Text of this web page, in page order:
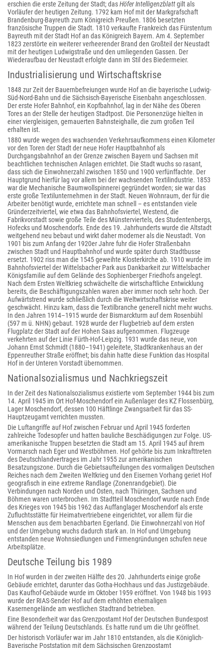
erschien die erste Zeitung der Stadt; dasHöfer Intelligenzblattgilt als
Vorläufer der heutigen Zeitung. 1792 kam Hof mit der Markgrafschaft
Brandenburg-Bayreuth zum Königreich Preußen. 1806 besetzten
französische Truppen die Stadt. 1810 verkaufte Frankreich das Fürstentum
Bayreuth mit der Stadt Hof an das Königreich Bayern. Am 4. September
1823 zerstörte ein weiterer verheerender Brand den Großteil der Neustadt
mit der heutigen Ludwigstraße und den umliegenden Gassen. Der
Wiederaufbau der Neustadt erfolgte dann im Stil des Biedermeier.
Industrialisierung und Wirtschaftskrise
1848 zur Zeit der Bauernbefreiungen wurde Hof an die bayerische Ludwig-
Süd-Nord-Bahn und die Sächsisch-Bayerische Eisenbahn angeschlossen.
Der erste Hofer Bahnhof, ein Kopfbahnhof, lag in der Nähe des Oberen
Tores an der Stelle der heutigen Stadtpost. Die Personenzüge hielten in
einer viergleisigen, gemauerten Bahnsteighalle, die zum großen Teil
erhalten ist.
1880 wurde wegen des wachsenden Verkehrsaufkommens einen Kilometer
vor den Toren der Stadt der neue Hofer Hauptbahnhof als
Durchgangsbahnhof an der Grenze zwischen Bayern und Sachsen mit
beachtlichen technischen Anlagen errichtet. Die Stadt wuchs so rasant,
dass sich die Einwohnerzahl zwischen 1850 und 1900 verfünffachte. Der
Hauptgrund hierfür lag vor allem bei der wachsenden Textilindustrie. 1853
war die Mechanische Baumwollspinnerei gegründet worden; sie war das
erste große Textilunternehmen in der Stadt. Neuen Wohnraum, der für die
Arbeiter benötigt wurde, errichtete man schnell – es entstanden viele
Gründerzeitviertel, wie etwa das Bahnhofsviertel, Westend, die
Fabrikvorstadt sowie große Teile des Münsterviertels, des Studentenbergs,
Hofecks und Moschendorfs. Ende des 19. Jahrhunderts wurde die Altstadt
weitgehend neu bebaut und wirkt daher moderner als die Neustadt. Von
1901 bis zum Anfang der 1920er Jahre fuhr die Hofer Straßenbahn
zwischen Stadt und Hauptbahnhof und wurde später durch Stadtbusse
ersetzt. 1902 riss man die 1545 geweihte Klosterkirche ab. 1910 wurde im
Bahnhofsviertel der Wittelsbacher Park aus Dankbarkeit zur Wittelsbacher
Königsfamilie auf dem Gelände des Sophienberger Friedhofs angelegt.
Nach dem Ersten Weltkrieg schwächelte die wirtschaftliche Entwicklung
bereits, die Beschäftigungszahlen waren aber immer noch sehr hoch. Der
Aufwärtstrend wurde schließlich durch die Weltwirtschaftskrise weiter
geschwächt. Hinzu kam, dass die Textilbranche generell nicht mehr wuchs.
In den Jahren 1914–1915 wurde der Bismarckturm auf dem Rosenbühl
(597 m ü. NHN) gebaut. 1928 wurde der Flugbetrieb auf dem ersten
Flugplatz der Stadt auf der Hohen Saas aufgenommen. Flugzeuge
verkehrten auf der Linie Fürth-Hof-Leipzig. 1931 wurde das neue, von
Johann Ernst Schmidt (1880–1941) geleitete, Stadtkrankenhaus an der
Eppenreuther Straße eröffnet; bis dahin hatte diese Funktion das Hospital
Hof in der Unteren Vorstadt übernommen.
Nationalsozialismus und Nachkriegszeit
In der Zeit des Nationalsozialismus existierte vom September 1944 bis zum
14. April 1945 im Ort Hof-Moschendorf ein Außenlager des KZ Flossenbürg,
Lager Moschendorf, dessen 100 Häftlinge Zwangsarbeit für das SS-
Hauptzeugamt verrichten mussten.
Die Luftangriffe auf Hof zwischen Februar und April 1945 forderten
zahlreiche Todesopfer und hatten bauliche Beschädigungen zur Folge. US-
amerikanische Truppen besetzten die Stadt am 15. April 1945 auf ihrem
Vormarsch nach Eger und Westböhmen. Hof gehörte bis zum Inkrafttreten
des Deutschlandvertrages im Jahr 1955 zur amerikanischen
Besatzungszone. Durch die Gebietsaufteilungen des vormaligen Deutschen
Reiches nach dem Zweiten Weltkrieg und den Eisernen Vorhang geriet Hof
geografisch in eine extreme Randlage (Zonenrandgebiet). Die
Verbindungen nach Norden und Osten, nach Thüringen, Sachsen und
Böhmen waren unterbrochen. Im Stadtteil Moschendorf wurde nach Ende
des Krieges von 1945 bis 1962 das Auffanglager Moschendorf als erste
Zufluchtsstätte für Heimatvertriebene eingerichtet, vor allem für die
Menschen aus dem benachbarten Egerland. Die Einwohnerzahl von Hof
und der Umgebung wuchs dadurch stark an. In Hof und Umgebung
entstanden neue Wohnsiedlungen und Firmengründungen schufen neue
Arbeitsplätze.
Deutsche Teilung bis 1989
In Hof wurden in der zweiten Hälfte des 20. Jahrhunderts einige große
Gebäude errichtet, darunter das Gotha-Hochhaus und das Justizgebäude.
Das Kaufhof-Gebäude wurde im Oktober 1959 eröffnet. Von 1948 bis 1993
wurde der RIAS-Sender Hof auf dem erhöhten ehemaligen
Kasernengelände am westlichen Stadtrand betrieben.
Eine Besonderheit war das Grenzpostamt Hof der Deutschen Bundespost
während der Teilung Deutschlands. Es hatte rund um die Uhr geöffnet.
Der historisch Vorläufer war im Jahr 1810 entstanden, als die Königlich-
Bayerische Poststation mit dem Sächsischen Grenzpostamt